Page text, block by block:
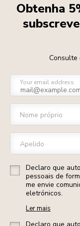
Obtenha
Consulte
Your email address
Nome próprio
Apelido
Declaro que
pessoais de
me envie
eletrónicos.
Ler mais